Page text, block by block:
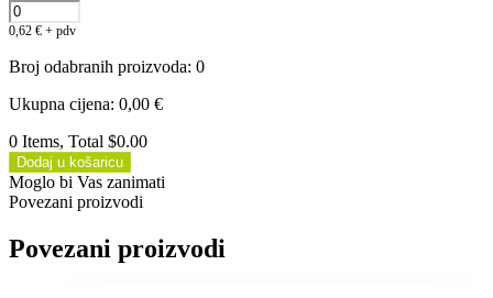
0,62 € + pdv
Broj odabranih proizvoda: 0
Ukupna cijena: 0,00 €
0 Items, Total $0.00
Dodaj u košaricu
Moglo bi Vas zanimati
Povezani proizvodi
Povezani proizvodi